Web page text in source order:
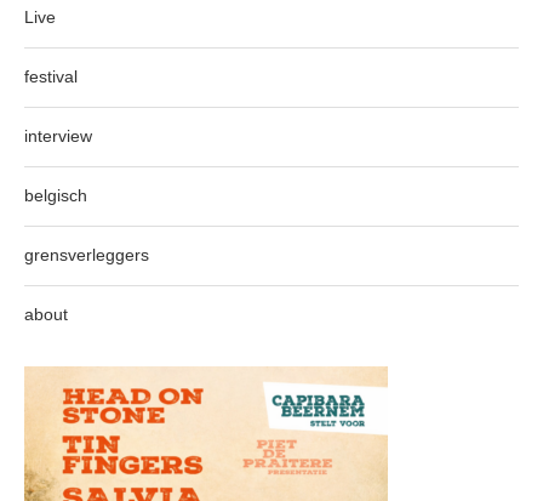
Live
festival
interview
belgisch
grensverleggers
about